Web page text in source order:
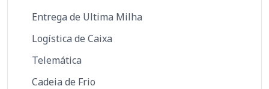
Entrega de Ultima Milha
Logística de Caixa
Telemática
Cadeia de Frio